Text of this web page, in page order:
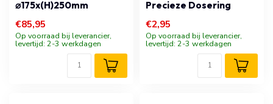
⌀175x(H)250mm
€85,95
Op voorraad bij leverancier,
levertijd: 2-3 werkdagen
Precieze Dosering
€2,95
Op voorraad bij leverancier,
levertijd: 2-3 werkdagen